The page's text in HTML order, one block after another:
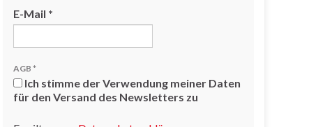
E-Mail *
AGB *
Ich stimme der Verwendung meiner Daten
für den Versand des Newsletters zu